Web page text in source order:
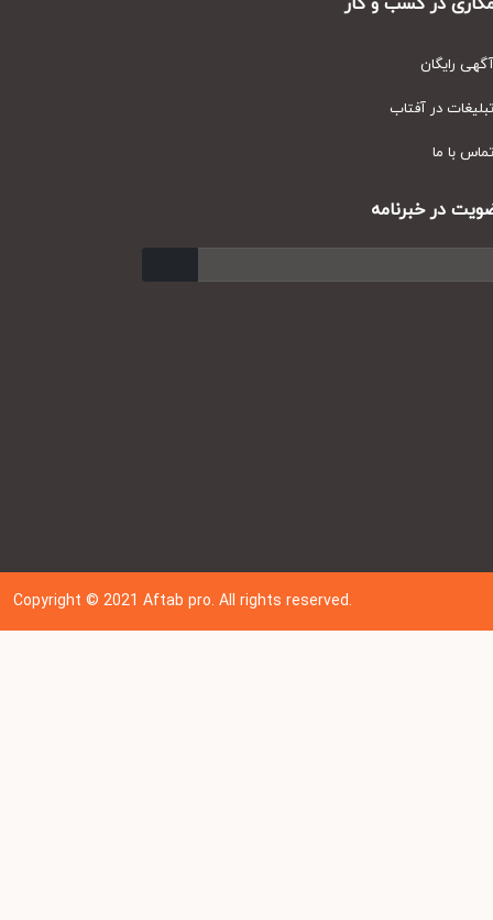
رایگان
در آفتاب
با ما
در خبرنامه
Copyright © 202 1Aftab pro. All rights reserved.